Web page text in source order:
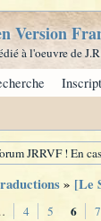
Version
à l'oeuvre de
JRRVF ! En
» [Le
4 5 6 7